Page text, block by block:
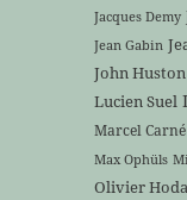
Jacques Demy
Jean Gabin
John Huston
Lucien Suel
Marcel Carné
Max Ophüls
Olivier